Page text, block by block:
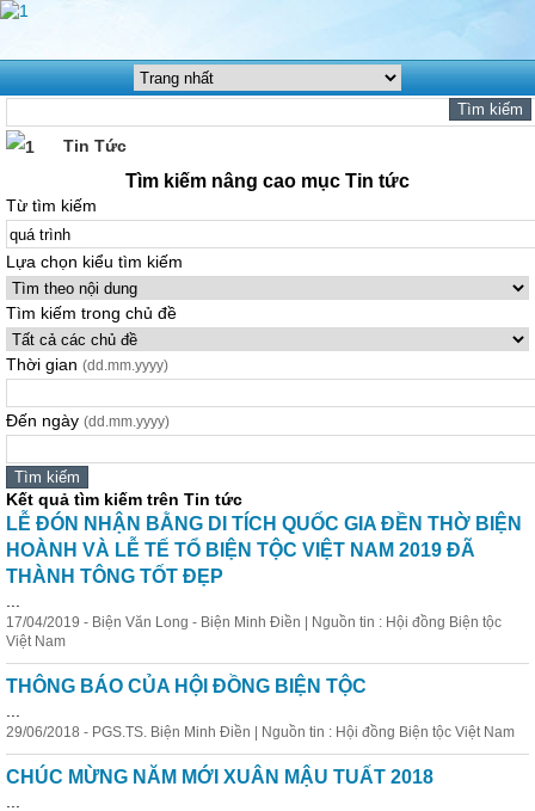
Tin Tức
Tìm kiếm nâng cao mục Tin tức
Từ tìm kiếm
Lựa chọn kiểu tìm kiếm
Tìm kiếm trong chủ đề
Thời gian (dd.mm.yyyy)
Đến ngày (dd.mm.yyyy)
Kết quả tìm kiếm trên Tin tức
LỄ ĐÓN NHẬN BẰNG DI TÍCH QUỐC GIA ĐỀN THỜ BIỆN
HOÀNH VÀ LỄ TẾ TỔ BIỆN TỘC VIỆT NAM 2019 ĐÃ
THÀNH TÔNG TỐT ĐẸP
17/04/2019 - Biện Văn Long - Biện Minh Điền | Nguồn tin : Hội đồng Biện tộc
Việt Nam
THÔNG BÁO CỦA HỘI ĐỒNG BIỆN TỘC
29/06/2018 - PGS.TS. Biện Minh Điền | Nguồn tin : Hội đồng Biện tộc Việt Nam
CHÚC MỪNG NĂM MỚI XUÂN MẬU TUẤT 2018